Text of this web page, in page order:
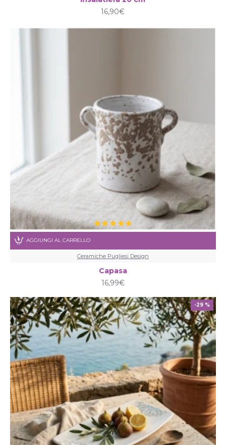
16,90€
Ceramiche Pugliesi Design
Capasa
16,99€
AGGIUNGI AL CARRELLO
-29 %